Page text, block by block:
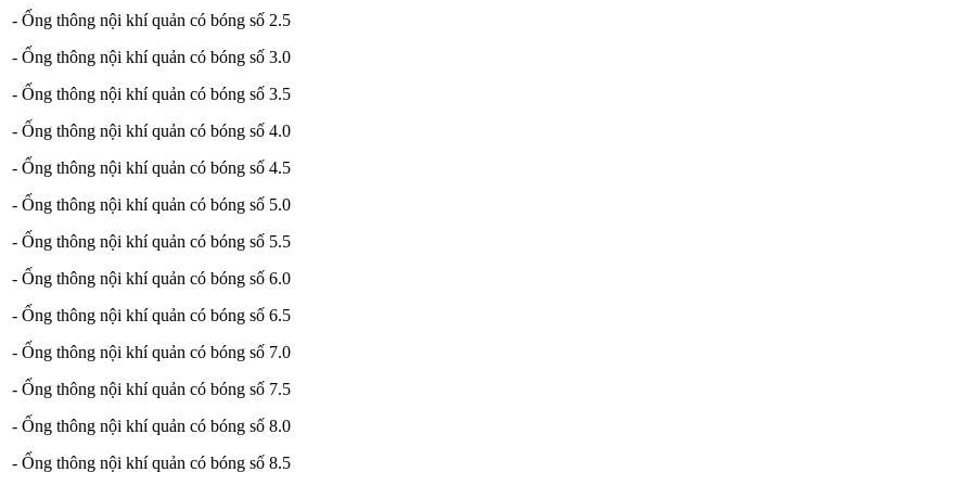
- Ống thông nội khí quản có bóng số 2.5
- Ống thông nội khí quản có bóng số 3.0
- Ống thông nội khí quản có bóng số 3.5
- Ống thông nội khí quản có bóng số 4.0
- Ống thông nội khí quản có bóng số 4.5
- Ống thông nội khí quản có bóng số 5.0
- Ống thông nội khí quản có bóng số 5.5
- Ống thông nội khí quản có bóng số 6.0
- Ống thông nội khí quản có bóng số 6.5
- Ống thông nội khí quản có bóng số 7.0
- Ống thông nội khí quản có bóng số 7.5
- Ống thông nội khí quản có bóng số 8.0
- Ống thông nội khí quản có bóng số 8.5